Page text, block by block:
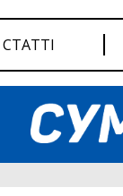
СТАТТІ